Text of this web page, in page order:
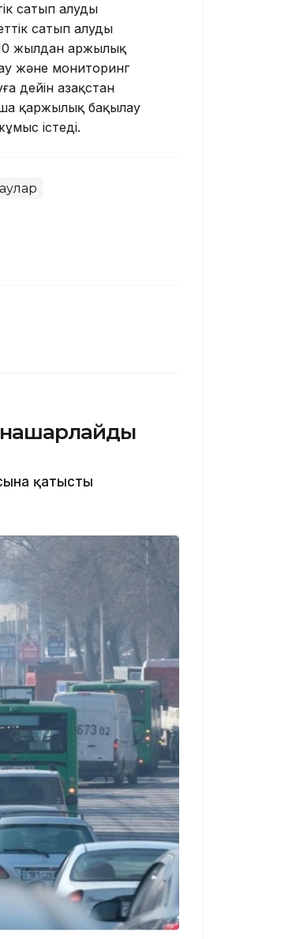
сатып алуды
сатып алуды
жылдан Қаржылық
және мониторинг
дейiн Қазақстан
қаржылық бақылау
iстедi.
нашарлайды
қатысты